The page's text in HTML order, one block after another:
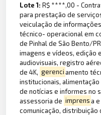
Lote 1:R$ ****,00 -
para prestação de
veiculação de
técnico- operacional em
de Pinhal de São Bento/
imagens e vídeos, edição
audiovisuais, registro
de 4K, gerenciamento
institucionais,
de notícias e informes no
assessoria de imprensa
comunicação,